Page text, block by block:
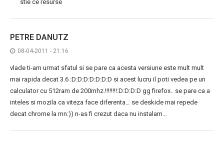
stie ce resurse
PETRE DANUTZ
08-04-2011 - 21:16
vlade ti-am urmat sfatul si se pare ca acesta versiune este mult mult
mai rapida decat 3.6 :D:D:D:D:D:D:D si acest lucru il poti vedea pe un
calculator cu 512ram de 200mhz.!!!!!!!!:D:D:D:D gg firefox.. se pare ca a
inteles si mozila ca viteza face diferenta… se deskide mai repede
decat chrome la mn:)) n-as fi crezut daca nu instalam…